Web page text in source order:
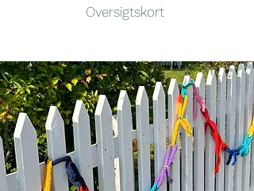
Oversigtskort